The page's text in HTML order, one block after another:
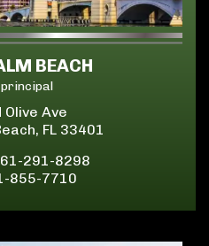
BEACH
principal
Olive Ave
FL 33401
291-8298
855-7710